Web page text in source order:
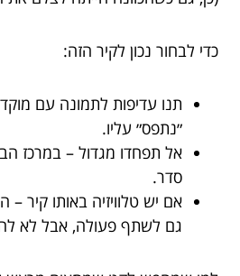
כדי לבחור נכון לקיר הזה:
תנו עדיפות לתמונה עם
״נתפס״ עליו.
אל תפחדו מגדול – במרכז
סדר.
אם יש טלוויזיה באותו קיר
גם לשתף פעולה, אבל לא